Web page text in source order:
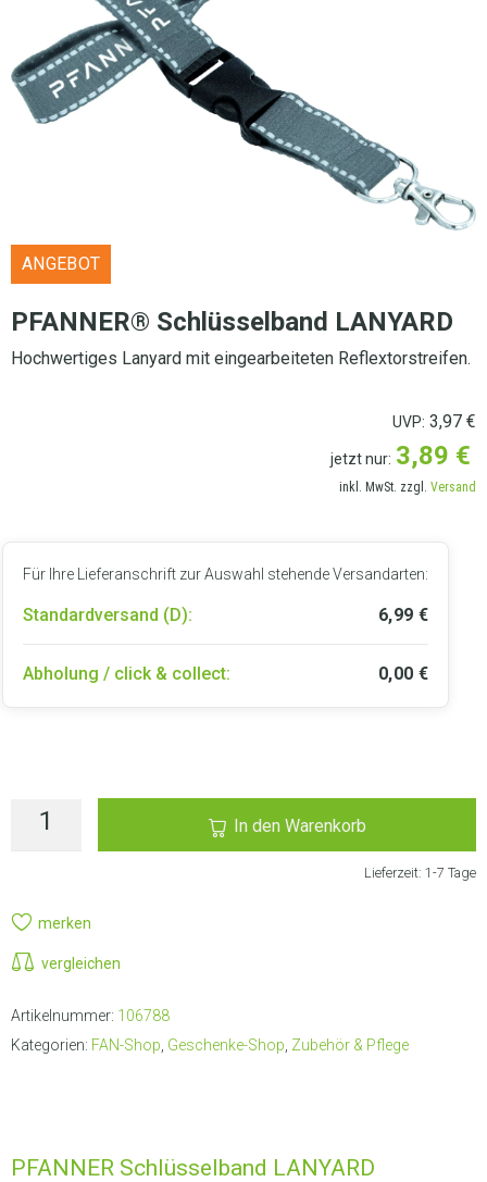
ANGEBOT
PFANNER® Schlüsselband LANYARD
Hochwertiges Lanyard mit eingearbeiteten Reflextorstreifen.
UVP: 3,97 €
jetzt nur: 3,89 €
inkl. MwSt. zzgl. Versand
Für Ihre Lieferanschrift zur Auswahl stehende Versandarten:
Standardversand (D): 6,99 €
Abholung / click & collect: 0,00 €
In den Warenkorb
Lieferzeit: 1-7 Tage
merken
vergleichen
Artikelnummer: 106788
Kategorien: FAN-Shop Geschenke-Shop Zubehör & Pflege
PFANNER Schlüsselband LANYARD